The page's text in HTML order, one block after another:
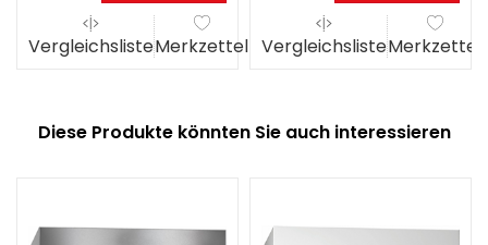
VergleichslisteMerkzettel VergleichslisteMerkzettel
Diese Produkte könnten Sie auch interessieren